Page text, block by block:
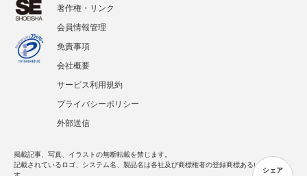
シェア
著作権・リンク
会員情報管理
免責事項
会社概要
サービス利用規約
プライバシーポリシー
外部送信
掲載記事、写真、イラストの無断転載を禁じます。
記載されているロゴ、システム名、製品名は各社及び商標権者の登録商標あるいは商標で